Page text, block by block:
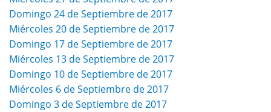
Domingo 24 de Septiembre de 2017
Miércoles 20 de Septiembre de 2017
Domingo 17 de Septiembre de 2017
Miércoles 13 de Septiembre de 2017
Domingo 10 de Septiembre de 2017
Miércoles 6 de Septiembre de 2017
Domingo 3 de Septiembre de 2017